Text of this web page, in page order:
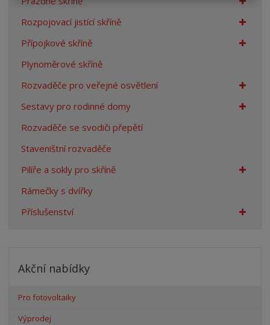
Rozpojovací jistící skříně
Přípojkové skříně
Plynoměrové skříně
Rozvaděče pro veřejné osvětlení
Sestavy pro rodinné domy
Rozvaděče se svodiči přepětí
Staveništní rozvaděče
Pilíře a sokly pro skříně
Rámečky s dvířky
Příslušenství
Akční nabídky
Pro fotovoltaiky
Výprodej